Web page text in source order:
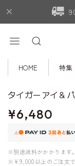
HOME 特集
タイガーアイ＆
¥6,480
※別途送料がかかります。
※¥9,000以上のご注文で